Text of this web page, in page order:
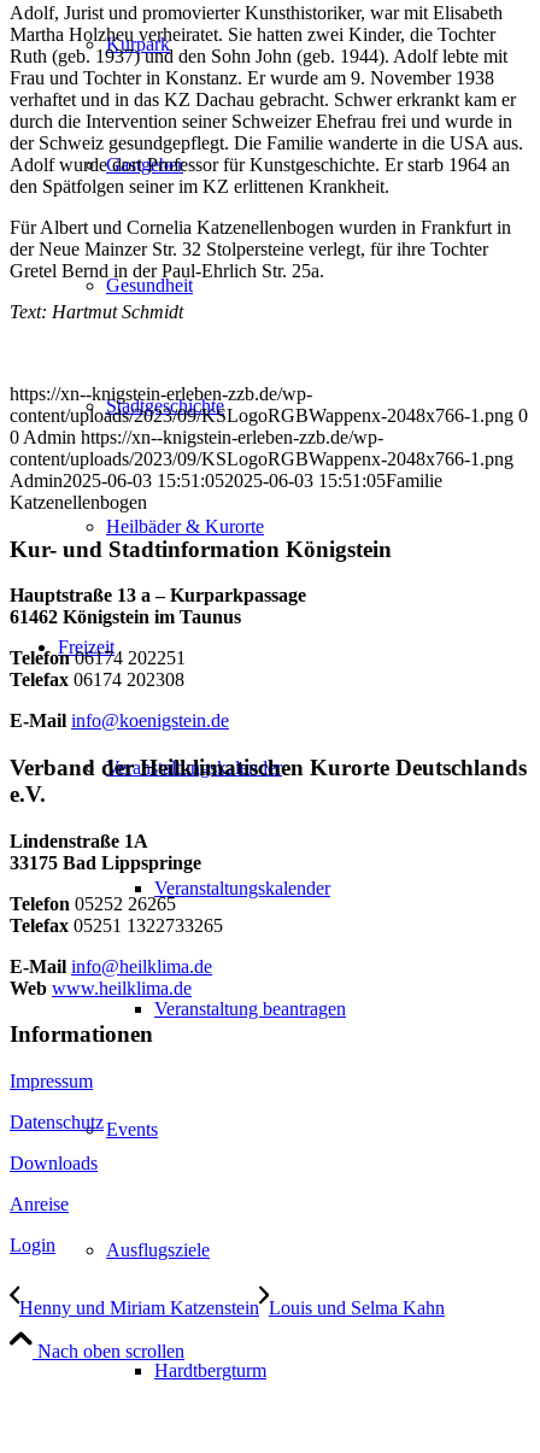
Kurpark
Gastgeber
Gesundheit
Stadtgeschichte
Heilbäder & Kurorte
Freizeit
Veranstaltungskalender
Veranstaltungskalender
Veranstaltung beantragen
Events
Ausflugsziele
Hardtbergturm
Adolf, Jurist und promovierter Kunsthistoriker, war mit Elisabeth
Martha Holzheu verheiratet. Sie hatten zwei Kinder, die Tochter
Ruth (geb. 1937) und den Sohn John (geb. 1944). Adolf lebte mit
Frau und Tochter in Konstanz. Er wurde am 9. November 1938
verhaftet und in das KZ Dachau gebracht. Schwer erkrankt kam er
durch die Intervention seiner Schweizer Ehefrau frei und wurde in
der Schweiz gesundgepflegt. Die Familie wanderte in die USA aus.
Adolf wurde dort Professor für Kunstgeschichte. Er starb 1964 an
den Spätfolgen seiner im KZ erlittenen Krankheit.
Für Albert und Cornelia Katzenellenbogen wurden in Frankfurt in
der Neue Mainzer Str. 32 Stolpersteine verlegt, für ihre Tochter
Gretel Bernd in der Paul-Ehrlich Str. 25a.
Text: Hartmut Schmidt
https://xn--knigstein-erleben-zzb.de/wp-
content/uploads/2023/09/KSLogoRGBWappenx-2048x766-1.png 0
0 Admin https://xn--knigstein-erleben-zzb.de/wp-
content/uploads/2023/09/KSLogoRGBWappenx-2048x766-1.png
Admin2025-06-03 15:51:052025-06-03 15:51:05Familie
Katzenellenbogen
Kur- und Stadtinformation Königstein
Hauptstraße 13 a – Kurparkpassage
61462 Königstein im Taunus
Telefon06174 202251
Telefax 06174 202308
E-Mail info@koenigstein.de
Verband der Heilklimatischen Kurorte Deutschlands
e.V.
Lindenstraße 1A
33175 Bad Lippspringe
Telefon 05252 26265
Telefax 05251 1322733265
E-Mail info@heilklima.de
Web www.heilklima.de
Informationen
Impressum
Datenschutz
Downloads
Anreise
Login
Henny und Miriam Katzenstein Louis und Selma Kahn
Nach oben scrollen